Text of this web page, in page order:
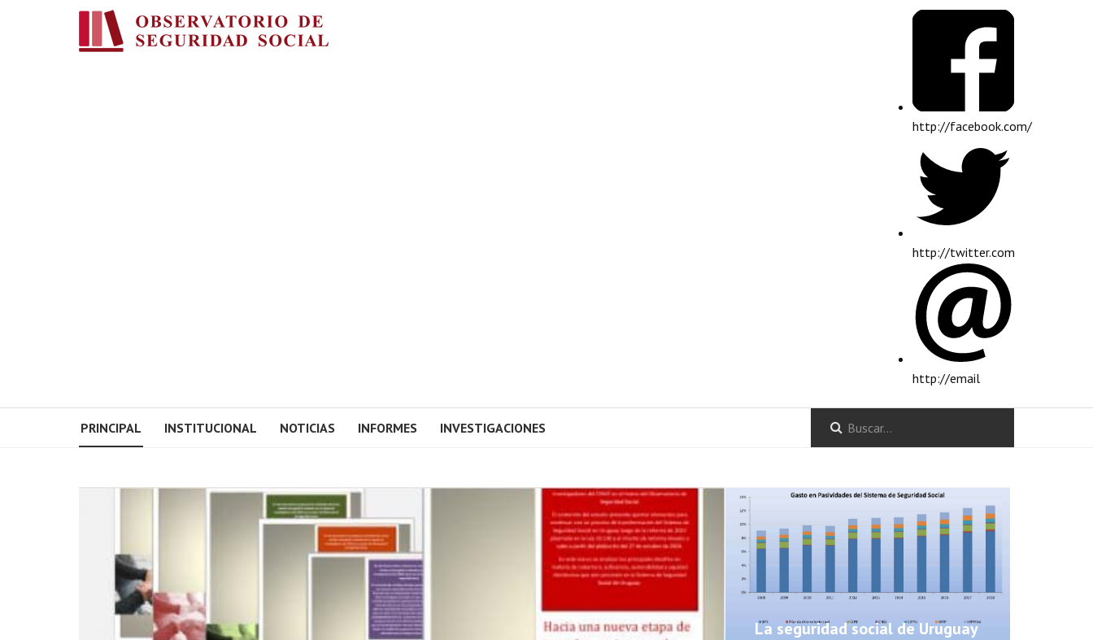
http://facebook.com/
http://twitter.com
http://email
PRINCIPAL INSTITUCIONAL NOTICIAS INFORMES INVESTIGACIONES
La seguridad social de Uruguay